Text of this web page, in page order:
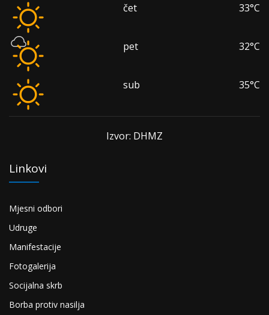
čet 33°C
pet 32°C
sub 35°C
Izvor: DHMZ
Linkovi
Mjesni odbori
Udruge
Manifestacije
Fotogalerija
Socijalna skrb
Borba protiv nasilja